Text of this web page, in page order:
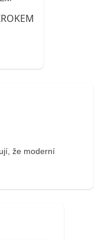
že moderní